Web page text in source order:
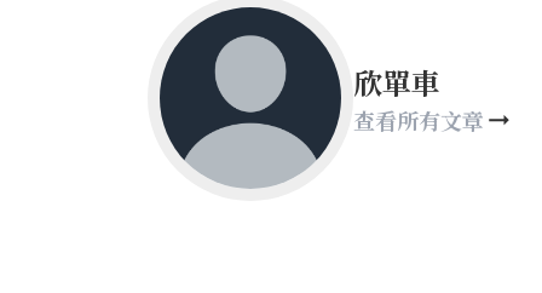
欣單車
查看所有文章